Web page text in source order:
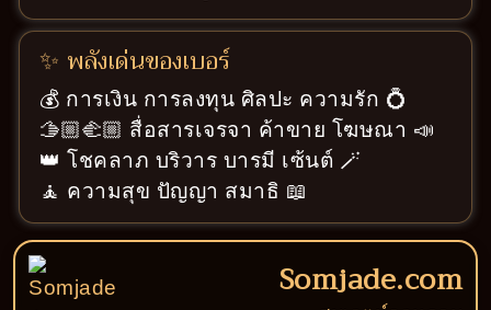
✨ พลังเด่นของเบอร์
💰 การเงิน การลงทุน ศิลปะ ความรัก 💍
🫱🏼‍🫲🏼 สื่อสารเจรจา ค้าขาย โฆษณา 📣
👑 โชคลาภ บริวาร บารมี เซ้นต์ 🪄
🧘 ความสุข ปัญญา สมาธิ 📖
Somjade.com